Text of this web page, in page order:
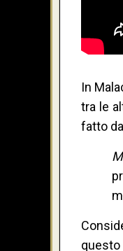
In
tra le
fatto